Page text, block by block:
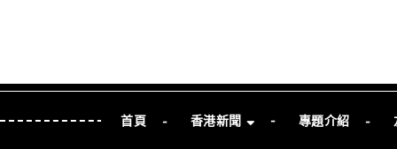
首頁 香港新聞 專題介紹